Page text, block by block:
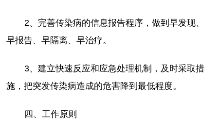
2、完善传染病的信息报告程序，做到早发现、
早报告、早隔离、早治疗。
3、建立快速反应和应急处理机制，及时采取措
施，把突发传染病造成的危害降到最低程度。
四、工作原则